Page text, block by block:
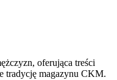
oferująca treści
tradycję magazynu CKM.